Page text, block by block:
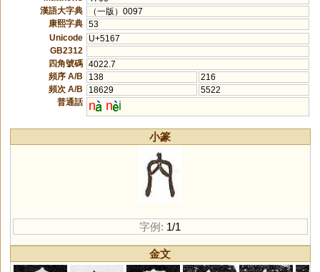
漢語大字典
（一版）0097
康熙字典 53
Unicode
U+5167
GB2312
四角號碼 4022.7
頻序 A/B
138
216
頻次 A/B
18629
5522
普通話
n n i
小篆
字例: 1/1
金文